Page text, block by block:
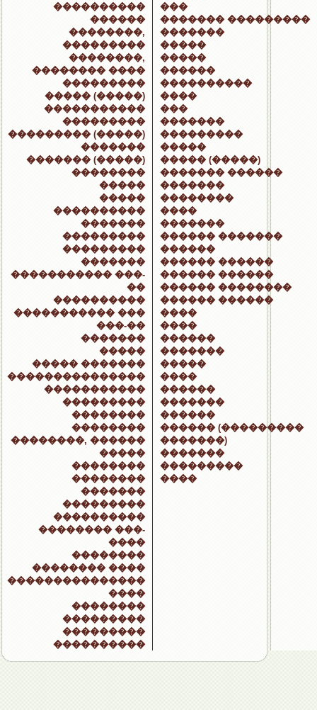
����������
������
��������,
���������
��������,
�������� ����
���������
����� (�����)
�����������
���������
��������� (�����)
�������
������� (�����)
��������
�����
�����
����������
�������
���������
���������
�������
����������� ���-
��
����������
����������� ���
���-��
�������
�����
����� �������
���������������
�����������
���������
��������
��������
��������, ������
�����
��������
��������
�������
���������
����������
�������� ���-
����
��������
�������� ����
���������������
����
��������
���������
���������
����������
���
������� ���������
�������
�����
�����
������
����������
����
���
�������
���������
�����
����� (�����)
������� ������
�������
��������
����
�������
������ �������
������
������ ������
������ ������
������ ��������
������ ������
����
����
������
�������
�����
����
������
�������
������
������ (���������
�������)
�������
���������
����